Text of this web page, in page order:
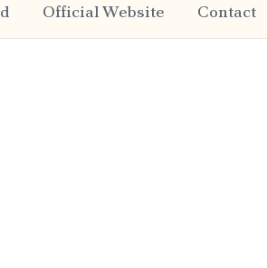
Official Website Contact